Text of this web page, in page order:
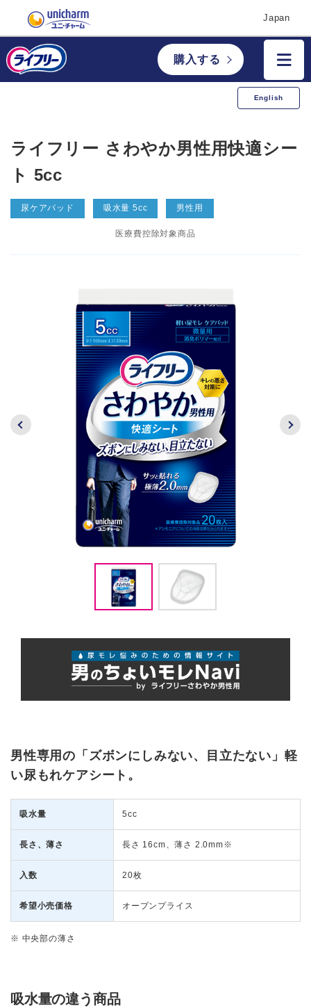
Japan
購入する
English
ライフリー さわやか男性用快適シー
ト 5cc
尿ケアパッド 吸水量 5cc 男性用
医療費控除対象商品
男性専用の「ズボンにしみない、目立たない」軽
い尿もれケアシート。
吸水量 5cc
長さ、薄さ 長さ 16cm、薄さ 2.0mm※
入数 20枚
希望小売価格 オープンプライス
※ 中央部の薄さ
吸水量の違う商品